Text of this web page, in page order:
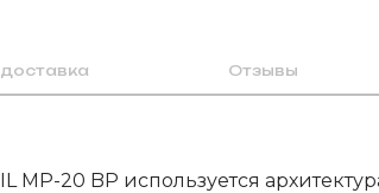
Отзывы
20 BP используется